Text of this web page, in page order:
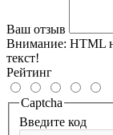
Ваш отзыв
Внимание: HTML
текст!
Рейтинг
Captcha
Введите код